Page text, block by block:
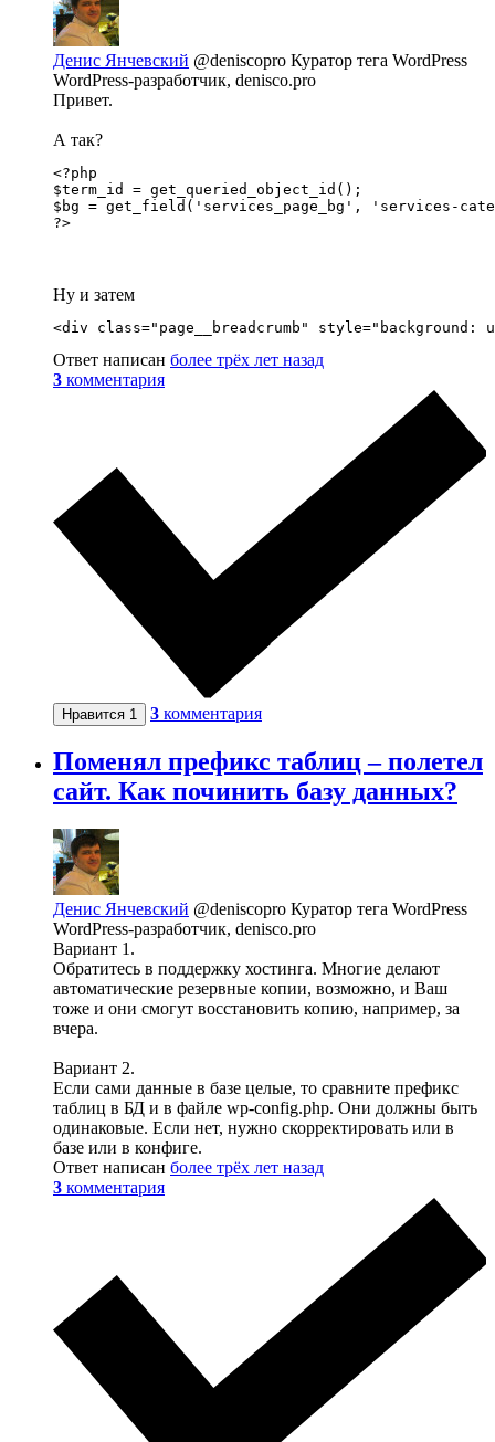
Денис Янчевский @deniscopro Куратор тега WordPress
WordPress-разработчик, denisco.pro
Привет.
А так?
<?php
$term_id = get_queried_object_id();
$bg = get_field('services_page_bg', 'services-
?>
Ну и затем
<div class="page__breadcrumb"
Ответ написан более трёх лет назад
3 комментария
Нравится 1 3 комментария
Поменял префикс таблиц – полетел
сайт. Как починить базу данных?
Денис Янчевский @deniscopro Куратор тега WordPress
WordPress-разработчик, denisco.pro
Вариант 1.
Обратитесь в поддержку хостинга. Многие делают
автоматические резервные копии, возможно, и Ваш
тоже и они смогут восстановить копию, например, за
вчера.
Вариант 2.
Если сами данные в базе целые, то сравните префикс
таблиц в БД и в файле wp-config.php. Они должны быть
одинаковые. Если нет, нужно скорректировать или в
базе или в конфиге.
Ответ написан более трёх лет назад
3 комментария